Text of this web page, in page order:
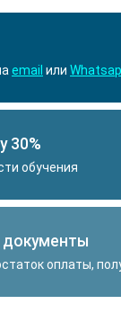
email или
30%
обучения
документы
оплаты,